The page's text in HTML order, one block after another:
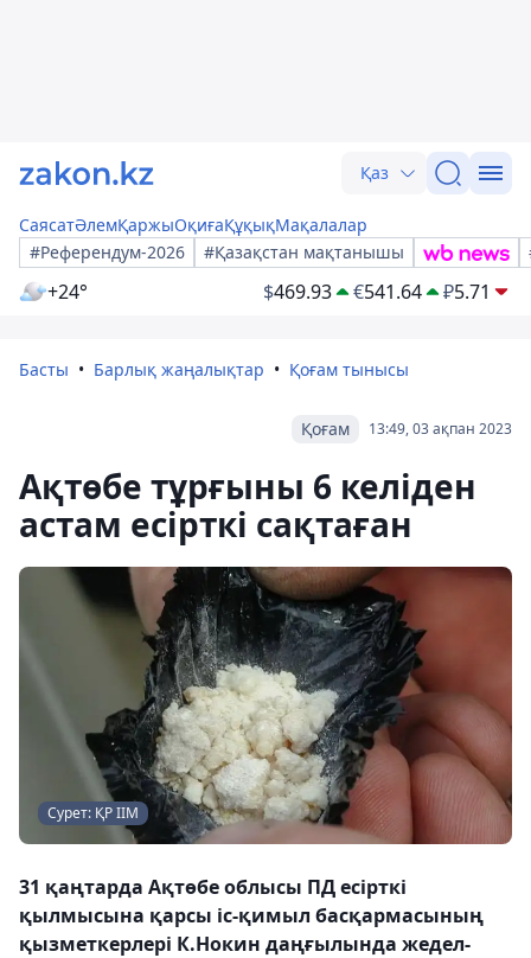
Қаз
СаясатӘлемҚаржыОқиғаҚұқықМақалалар
#Референдум-2026
#Қазақстан мақтанышы
+24° $469.93 €541.64 ₽5.71
Басты Барлық жаңалықтар Қоғам тынысы
13:49, 03 ақпан 2023
Қоғам
Ақтөбе тұрғыны 6 келіден
астам есірткі сақтаған
Сурет: ҚР ІІМ
31 қаңтарда Ақтөбе облысы ПД есірткі
қылмысына қарсы іс-қимыл басқармасының
қызметкерлері К.Нокин даңғылында жедел-